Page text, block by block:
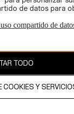
de datos para
compartido de
TODO
COOKIES Y